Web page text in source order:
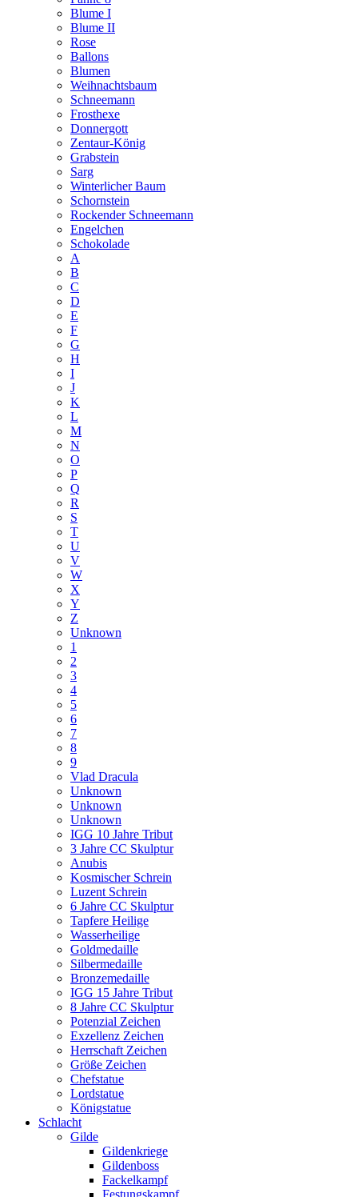
Blume I
Blume II
Rose
Ballons
Blumen
Weihnachtsbaum
Schneemann
Frosthexe
Donnergott
Zentaur-König
Grabstein
Sarg
Winterlicher Baum
Schornstein
Rockender Schneemann
Engelchen
Schokolade
A
B
C
D
E
F
G
H
I
J
K
L
M
N
O
P
Q
R
S
T
U
V
W
X
Y
Z
Unknown
1
2
3
4
5
6
7
8
9
Vlad Dracula
Unknown
Unknown
Unknown
IGG 10 Jahre Tribut
3 Jahre CC Skulptur
Anubis
Kosmischer Schrein
Luzent Schrein
6 Jahre CC Skulptur
Tapfere Heilige
Wasserheilige
Goldmedaille
Silbermedaille
Bronzemedaille
IGG 15 Jahre Tribut
8 Jahre CC Skulptur
Potenzial Zeichen
Exzellenz Zeichen
Herrschaft Zeichen
Größe Zeichen
Chefstatue
Lordstatue
Königstatue
Schlacht
Gilde
Gildenkriege
Gildenboss
Fackelkampf